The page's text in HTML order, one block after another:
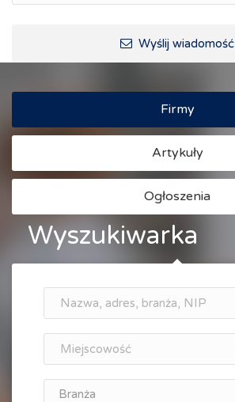
Wyślij wiadomość
Firmy
Artykuły
Ogłoszenia
Wyszukiwarka
Branża